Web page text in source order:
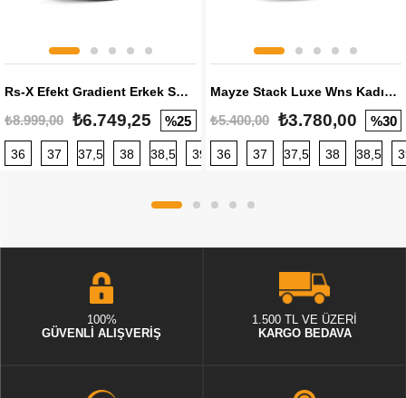
Rs-X Efekt Gradient Erkek Sneaker
₺8.999,00 ₺6.749,25 %25
36 37 37,5 38 38,5 39 40 40,5 41 42 42,5
Mayze Stack Luxe Wns Kadın Sneaker
₺5.400,00 ₺3.780,00 %30
36 37 37,5 38 38,5
100%
GÜVENLİ ALIŞVERİŞ
1.500 TL VE ÜZERİ
KARGO BEDAVA